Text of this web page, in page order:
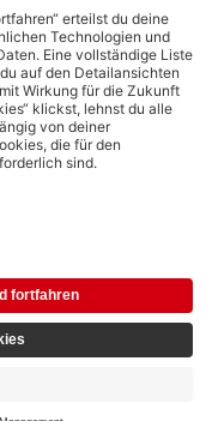
sozialen Netzwerken
von (generativen) KI
daher verboten.